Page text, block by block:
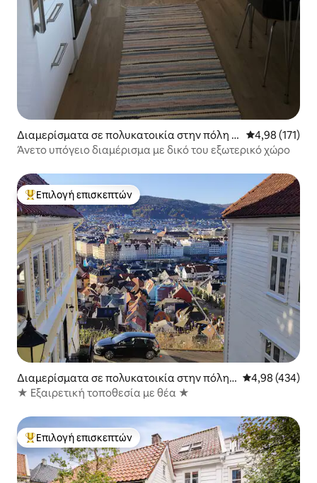
Διαμερίσματα σε πολυκατοικία στην πόλη K
vam
Μέση
4,98 (171)
Άνετο υπόγειο διαμέρισμα με δικό του εξωτερικό χώρο
Κορυφαία επιλογή επισκεπτών
Επιλογή επισκεπτών
Διαμερίσματα σε πολυκατοικία στην πόλη
Bergenhus
Μέση
4,98 (434)
★ Εξαιρετική τοποθεσία με θέα ★
Κορυφαία επιλογή επισκεπτών
Επιλογή επισκεπτών